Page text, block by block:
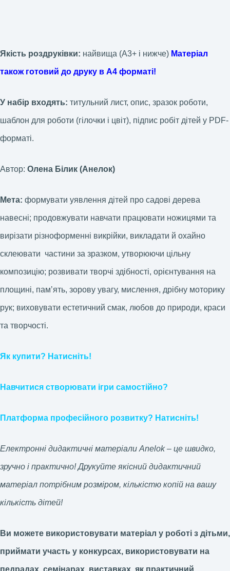
Якість роздруківки: найвища (А3+ і нижче) Матеріал
також готовий до друку в А4 форматі!
У набір входять: титульний лист, опис, зразок роботи,
шаблон для роботи (гілочки і цвіт), підпис робіт дітей у PDF-
форматі.
Автор: Олена Білик (Анелок)
Мета: формувати уявлення дітей про садові дерева
навесні; продовжувати навчати працювати ножицями та
вирізати різноформенні викрійки, викладати й охайно
склеювати частини за зразком, утворюючи цільну
композицію; розвивати творчі здібності, орієнтування на
площині, памʼять, зорову увагу, мислення, дрібну моторику
рук; виховувати естетичний смак, любов до природи, краси
та творчості.
Як купити? Натисніть!
Навчитися створювати ігри самостійно?
Платформа професійного розвитку? Натисніть!
Електронні дидактичні матеріали Anelok – це швидко,
зручно і практично! Друкуйте якісний дидактичний
матеріал потрібним розміром, кількістю копій на вашу
кількість дітей!
Ви можете використовувати матеріал у роботі з дітьми,
приймати участь у конкурсах, використовувати на